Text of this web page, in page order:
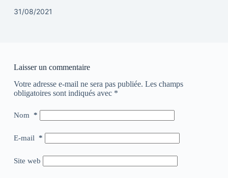
31/08/2021
Laisser un commentaire
Votre adresse e-mail ne sera pas publiée. Les champs
obligatoires sont indiqués avec *
Nom *
E-mail *
Site web